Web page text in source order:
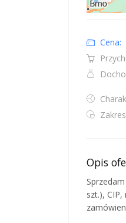
Road
Cena:
Opis
szt.),